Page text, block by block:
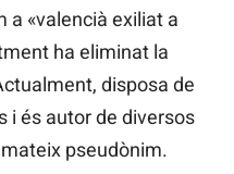
a «valencià exiliat a
ha eliminat la
disposa de
i és autor de diversos
pseudònim.